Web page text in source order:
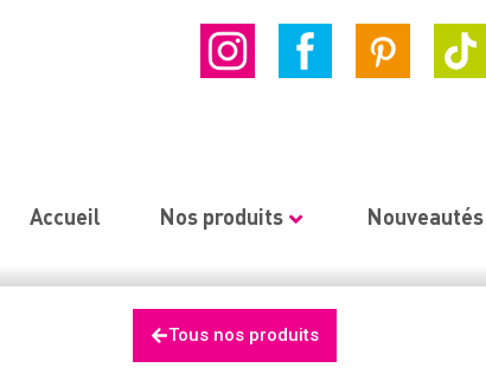
Accueil Nos produits Nouveautés
Tous nos produits